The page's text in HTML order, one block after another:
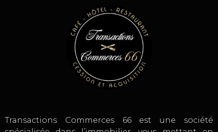
Transactions Commerces 66 est une société